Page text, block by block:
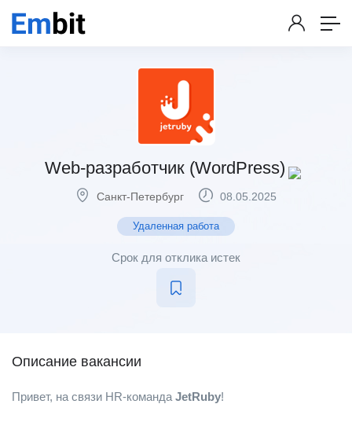
Web-разработчик (WordPress)
Санкт-Петербург 08.05.2025
Удаленная работа
Срок для отклика истек
Описание вакансии
Привет, на связи HR-команда JetRuby!